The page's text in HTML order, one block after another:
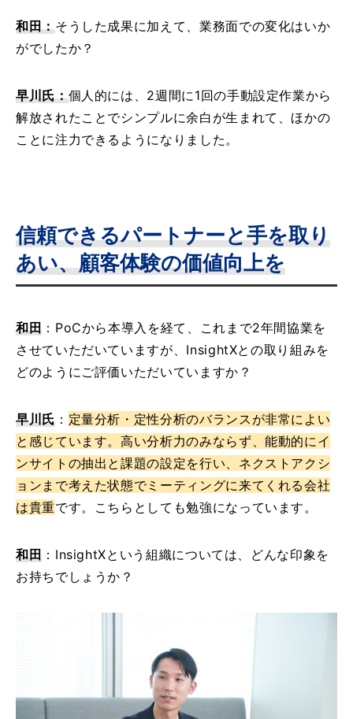
和田：そうした成果に加えて、業務面での変化はいか
がでしたか？
早川氏：個人的には、2週間に1回の手動設定作業から
解放されたことでシンプルに余白が生まれて、ほかの
ことに注力できるようになりました。
信頼できるパートナーと手を取り
あい、顧客体験の価値向上を
和田 ：PoCから本導入を経て、これまで2年間協業を
させていただいていますが、InsightXとの取り組みを
どのようにご評価いただいていますか？
早川氏： 定量分析・定性分析のバランスが非常によい
と感じています。高い分析力のみならず、能動的にイ
ンサイトの抽出と課題の設定を行い、ネクストアクシ
ョンまで考えた状態でミーティングに来てくれる会社
は貴重です。こちらとしても勉強になっています。
和田 ：InsightXという組織については、どんな印象を
お持ちでしょうか？